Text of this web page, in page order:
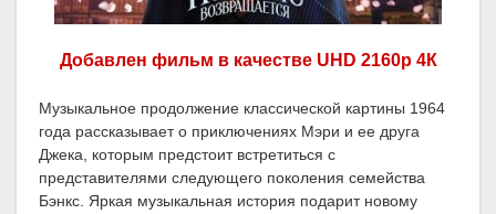
Добавлен фильм в качестве UHD 2160p 4К
Музыкальное продолжение классической картины 1964
года рассказывает о приключениях Мэри и ее друга
Джека, которым предстоит встретиться с
представителями следующего поколения семейства
Бэнкс. Яркая музыкальная история подарит новому